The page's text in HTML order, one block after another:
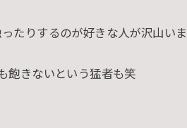
たりするのが好きな人が沢山いま
飽きないという猛者も笑